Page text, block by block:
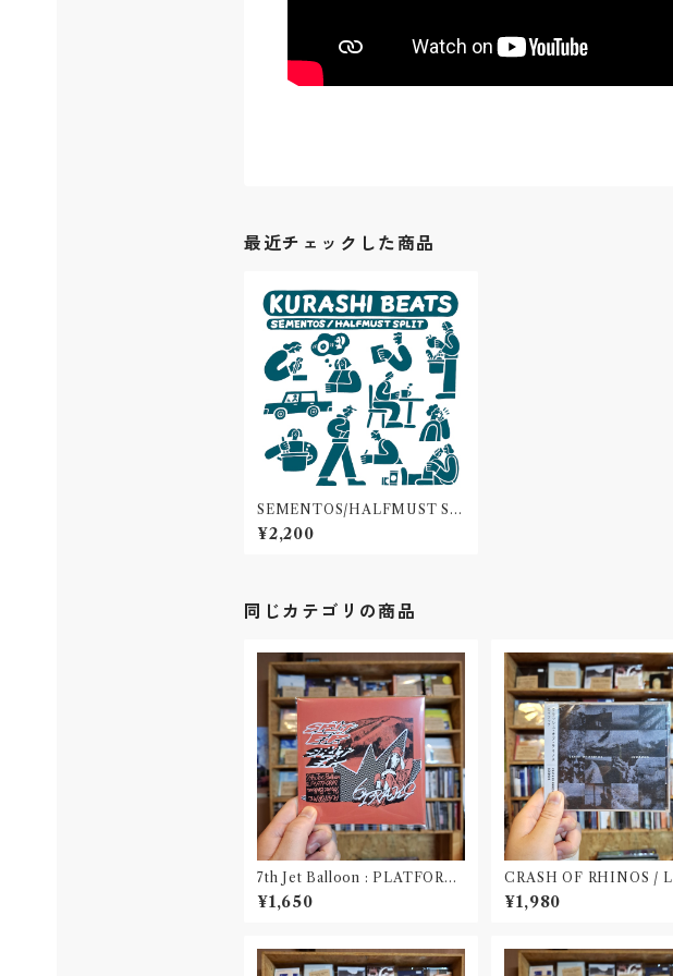
最近チェックした商品
SEMENTOS/HALFMUST SP
LIT ALBUM "KURASHI BEA
TS"(CD)
¥2,200
同じカテゴリの商品
7th Jet Balloon : PLATFORM
SPLIT EP(CD)〝長野〟×〝大阪〟
¥1,650
CRASH OF RHINOS /
OOK(CD)
¥1,980